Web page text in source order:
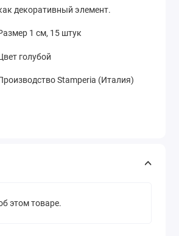
декоративный элемент.
1 см, 15 штук
голубой
Stamperia (Италия)
этом товаре.